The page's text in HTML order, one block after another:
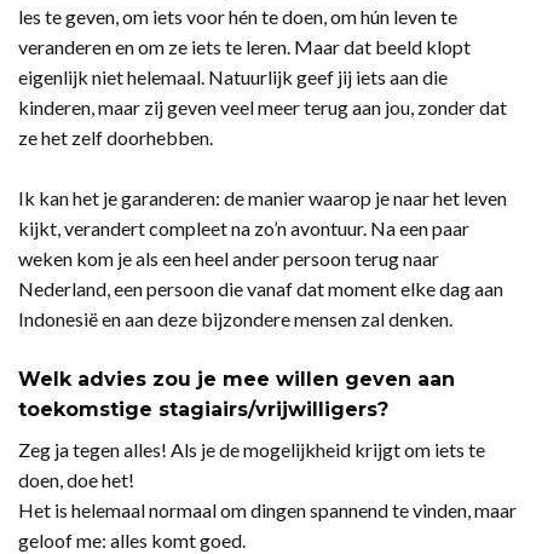
les te geven, om iets voor hén te doen, om hún leven te
veranderen en om ze iets te leren. Maar dat beeld klopt
eigenlijk niet helemaal. Natuurlijk geef jij iets aan die
kinderen, maar zij geven veel meer terug aan jou, zonder dat
ze het zelf doorhebben.
Ik kan het je garanderen: de manier waarop je naar het leven
kijkt, verandert compleet na zo’n avontuur. Na een paar
weken kom je als een heel ander persoon terug naar
Nederland, een persoon die vanaf dat moment elke dag aan
Indonesië en aan deze bijzondere mensen zal denken.
Welk advies zou je mee willen geven aan
toekomstige stagiairs/vrijwilligers?
Zeg ja tegen alles! Als je de mogelijkheid krijgt om iets te
doen, doe het!
Het is helemaal normaal om dingen spannend te vinden, maar
geloof me: alles komt goed.